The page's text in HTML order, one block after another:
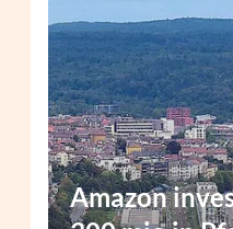
Amazon